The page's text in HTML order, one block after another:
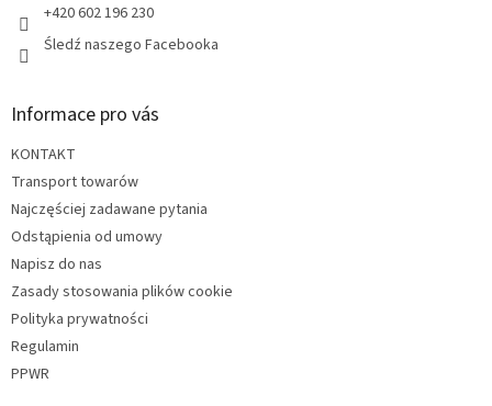
+420 602 196 230
Śledź naszego Facebooka
Informace pro vás
KONTAKT
Transport towarów
Najczęściej zadawane pytania
Odstąpienia od umowy
Napisz do nas
Zasady stosowania plików cookie
Polityka prywatności
Regulamin
PPWR